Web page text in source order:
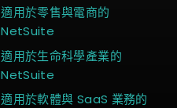
適用於零售與電商的
NetSuite
適用於生命科學產業的
NetSuite
適用於軟體與 SaaS 業務的